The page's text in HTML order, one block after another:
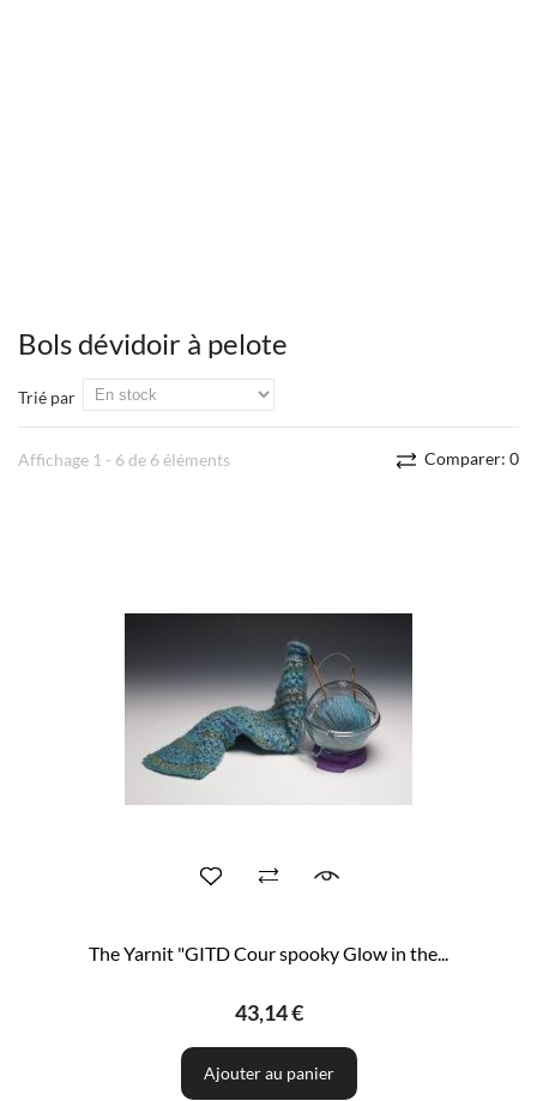
Bols dévidoir à pelote
Trié par
Comparer: 0
Affichage 1 - 6 de 6 éléments
The Yarnit "GITD Cour spooky Glow in the...
43,14 €
Ajouter au panier